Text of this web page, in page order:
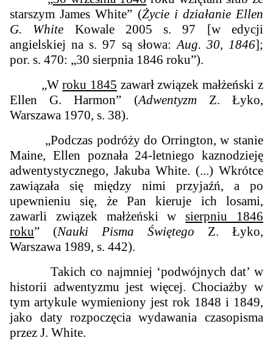
starszym James White” (Życie i działanie Ellen
G. White Kowale 2005 s. 97 [w edycji
angielskiej na s. 97 są słowa: Aug. 30, 1846];
por. s. 470: „30 sierpnia 1846 roku”).
„Wroku 1845 zawarł związek małżeński z
Ellen G. Harmon” (Adwentyzm Z. Łyko,
Warszawa 1970, s. 38).
„Podczas podróży do Orrington, w stanie
Maine, Ellen poznała 24-letniego kaznodzieję
adwentystycznego, Jakuba White. (...) Wkrótce
zawiązała się między nimi przyjaźń, a po
upewnieniu się, że Pan kieruje ich losami,
zawarli związek małżeński wsierpniu 1846
roku” (Nauki Pisma Świętego Z. Łyko,
Warszawa 1989, s. 442).
Takich co najmniej ‘podwójnych dat’ w
historii adwentyzmu jest więcej. Chociażby w
tym artykule wymieniony jest rok 1848 i 1849,
jako daty rozpoczęcia wydawania czasopisma
przez J. White.